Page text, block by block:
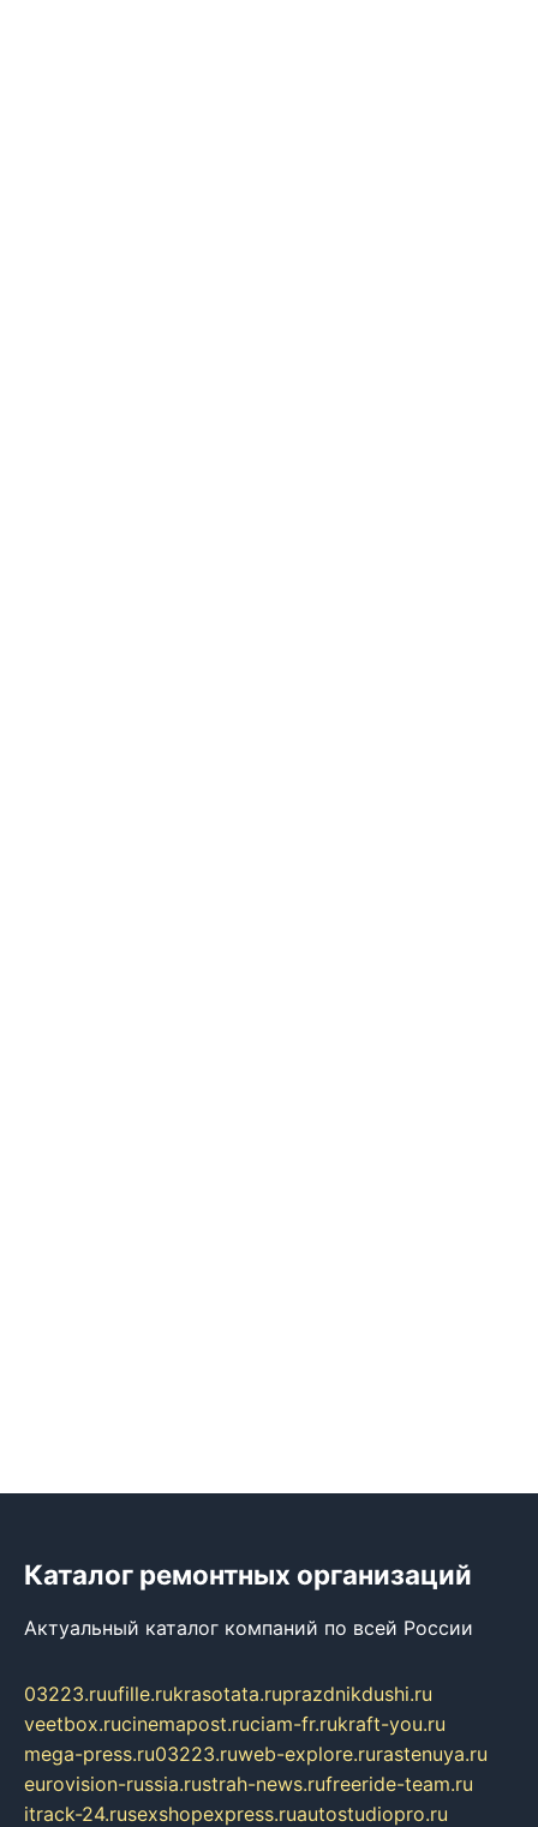
Каталог ремонтных организаций
Актуальный каталог компаний по всей России
03223.ruufille.rukrasotata.ruprazdnikdushi.ru
veetbox.rucinemapost.ruciam-fr.rukraft-you.ru
mega-press.ru03223.ruweb-explore.rurastenuya.ru
eurovision-russia.rustrah-news.rufreeride-team.ru
itrack-24.rusexshopexpress.ruautostudiopro.ru